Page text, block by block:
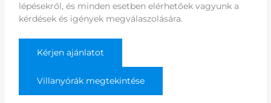
lépésekről, és minden esetben elérhetőek vagyunk a
kérdések és igények megválaszolására.
Kérjen ajánlatot
Villanyórák megtekintése